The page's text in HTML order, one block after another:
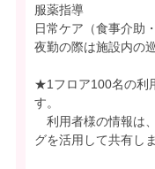
服薬指導
日常ケア（食事介助
夜勤の際は施設内の
★1フロア100名の利
す。
利用者様の情報は
グを活用して共有しま